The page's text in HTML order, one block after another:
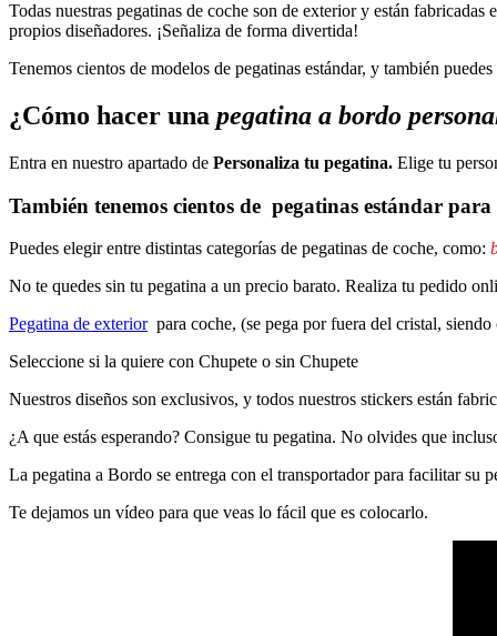
Todas nuestras pegatinas de coche son de exterior y están
propios diseñadores. ¡Señaliza de forma divertida!
Tenemos cientos de modelos de pegatinas estándar, y también
¿Cómo hacer una pegatina a bordo
Entra en nuestro apartado de Personaliza tu pegatina. Elige tu
También tenemos cientos de pegatinas estándar para
Puedes elegir entre distintas categorías de pegatinas de coche, como:
No te quedes sin tu pegatina a un precio barato. Realiza tu pedido
Pegatina de exteriorpara coche, (se pega por fuera del cristal,
Seleccione si la quiere con Chupete o sin Chupete
Nuestros diseños son exclusivos, y todos nuestros stickers están
¿A que estás esperando? Consigue tu pegatina. No olvides que
La pegatina a Bordo se entrega con el transportador para facilitar su
Te dejamos un vídeo para que veas lo fácil que es colocarlo.